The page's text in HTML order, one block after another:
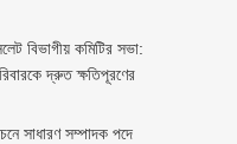
বিভাগীয় কমিটির সভা:
দ্রুত ক্ষতিপূরণের
সাধারণ সম্পাদক পদে